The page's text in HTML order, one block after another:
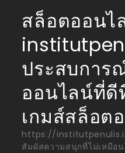
content
สล็อตออนไ
ประสบการ
ออนไลน์ที่
เกมส์สล็อต
https://
สัมผัสความสนุกที่ไม่เหมือน